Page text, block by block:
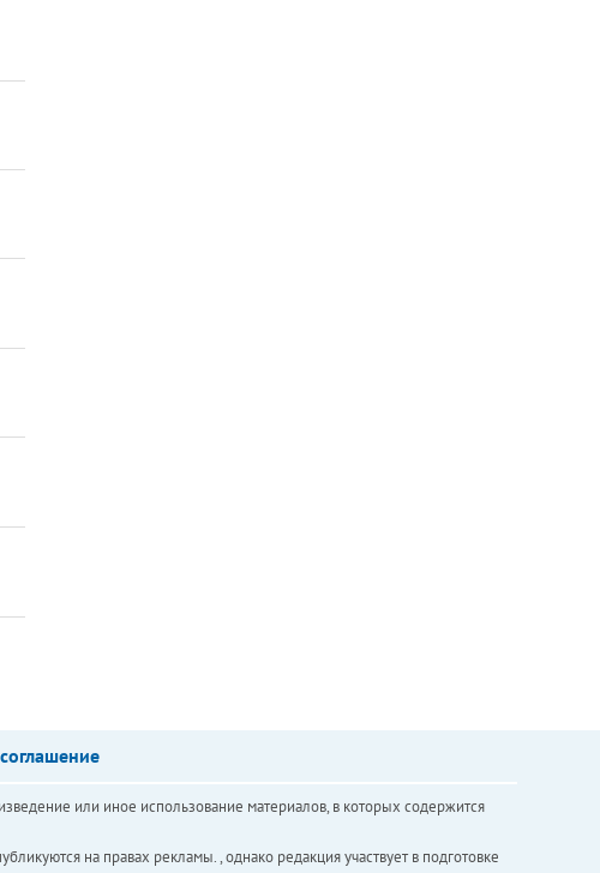
или иное использование материалов, в которых содержится
на правах рекламы. , однако редакция участвует в подготовке